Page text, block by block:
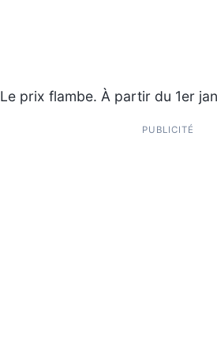
Le prix flambe. À partir du 1er
PUBLICITÉ